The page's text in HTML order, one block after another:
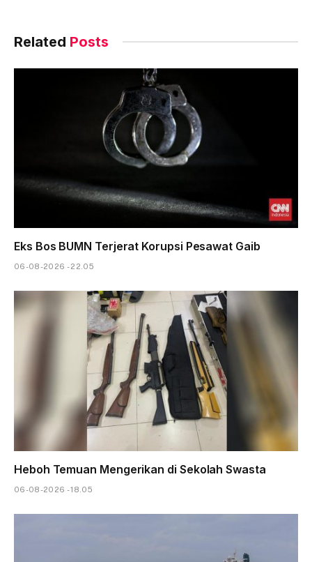
Related Posts
Eks Bos BUMN Terjerat Korupsi Pesawat Gaib
06-08-2026 - 22.05
Heboh Temuan Mengerikan di Sekolah Swasta
06-08-2026 - 18.05